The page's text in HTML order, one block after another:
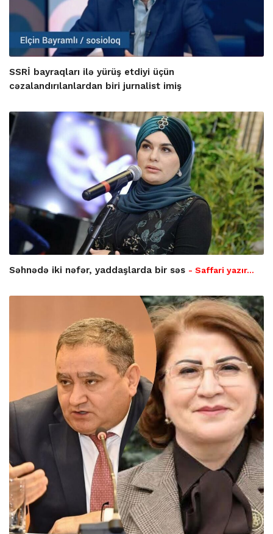
SSRİ bayraqları ilə yürüş etdiyi üçün
cəzalandırılanlardan biri jurnalist imiş
Səhnədə iki nəfər, yaddaşlarda bir səs - Saffari yazır…